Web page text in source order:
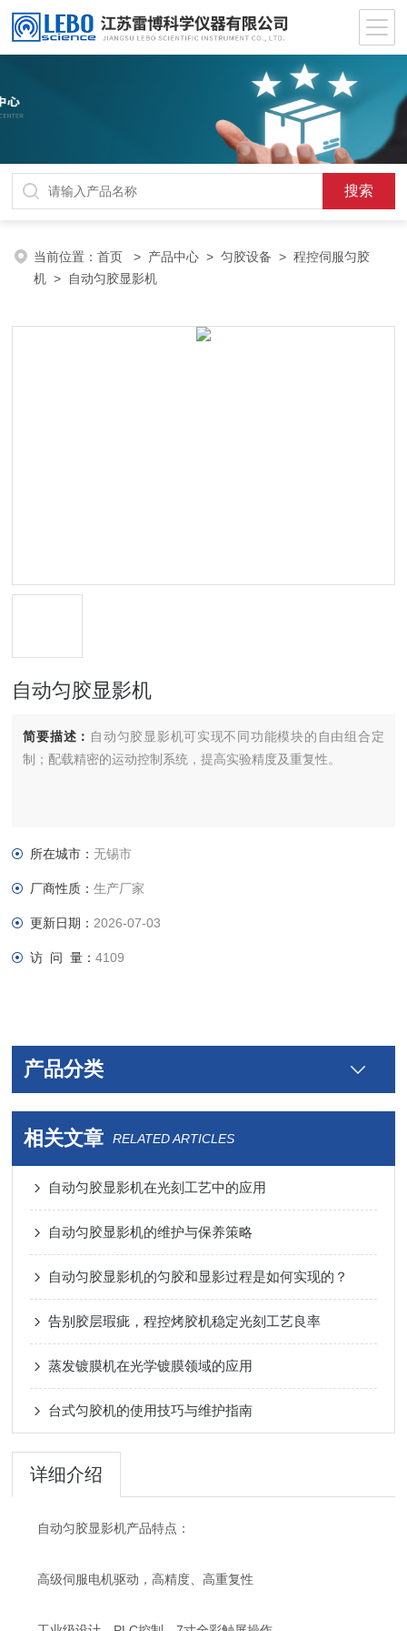
当前位置：首页 > 产品中心 >匀胶设备 >程控伺服匀胶
机 > 自动匀胶显影机
自动匀胶显影机
简要描述： 自动匀胶显影机可实现不同功能模块的自由组合定
制；配载精密的运动控制系统，提高实验精度及重复性。
所在城市：无锡市
厂商性质：生产厂家
更新日期： 2026-07-03
访 问 量：4109
产品分类
相关文章 RELATED ARTICLES
自动匀胶显影机在光刻工艺中的应用
自动匀胶显影机的维护与保养策略
自动匀胶显影机的匀胶和显影过程是如何实现的？
告别胶层瑕疵，程控烤胶机稳定光刻工艺良率
蒸发镀膜机在光学镀膜领域的应用
台式匀胶机的使用技巧与维护指南
详细介绍
自动匀胶显影机产品特点：
高级伺服电机驱动，高精度、高重复性